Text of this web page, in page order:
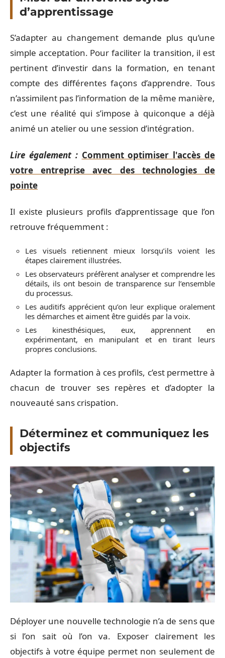
d’apprentissage
S’adapter au changement demande plus qu’une
simple acceptation. Pour faciliter la transition, il est
pertinent d’investir dans la formation, en tenant
compte des différentes façons d’apprendre. Tous
n’assimilent pas l’information de la même manière,
c’est une réalité qui s’impose à quiconque a déjà
animé un atelier ou une session d’intégration.
Lire également : Comment optimiser l'accès de
votre entreprise avec des technologies de
pointe
Il existe plusieurs profils d’apprentissage que l’on
retrouve fréquemment :
Les visuels retiennent mieux lorsqu’ils voient les
étapes clairement illustrées.
Les observateurs préfèrent analyser et comprendre les
détails, ils ont besoin de transparence sur l’ensemble
du processus.
Les auditifs apprécient qu’on leur explique oralement
les démarches et aiment être guidés par la voix.
Les kinesthésiques, eux, apprennent en
expérimentant, en manipulant et en tirant leurs
propres conclusions.
Adapter la formation à ces profils, c’est permettre à
chacun de trouver ses repères et d’adopter la
nouveauté sans crispation.
Déterminez et communiquez les
objectifs
Déployer une nouvelle technologie n’a de sens que
si l’on sait où l’on va. Exposer clairement les
objectifs à votre équipe permet non seulement de